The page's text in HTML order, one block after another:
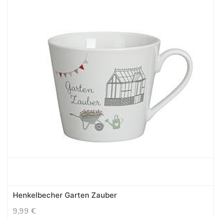
Henkelbecher Garten Zauber
9,99 €